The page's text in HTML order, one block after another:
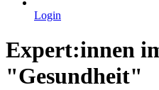
Login
Expert:innen
"Gesundheit"